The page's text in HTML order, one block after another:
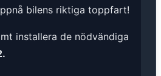
bilens riktiga toppfart!
installera de nödvändiga